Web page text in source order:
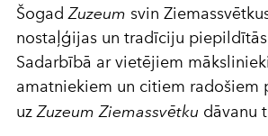
ŠogadZuzeum svin
nostaļģijas un tradīciju piepildītās
Sadarbībā ar vietējiem
amatniekiem un citiem radošiem
uzZuzeum Ziemassvētku dāvanu